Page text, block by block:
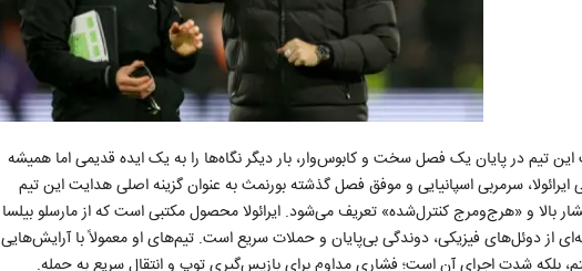
تیم در پایان یک فصل سخت و کابوس‌وار، بار دیگر نگاه‌ها را به یک ایده قدیمی اما همیشه
ایرائولا، سرمربی اسپانیایی و موفق فصل گذشته بورنمث به عنوان گزینه اصلی هدایت این تیم
و «هرج‌ومرج کنترل‌شده» تعریف می‌شود. ایرائولا محصول مکتبی است که از مارسلو بیلسا
از دوئل‌های فیزیکی، دوندگی بی‌پایان و حملات سریع است. تیم‌های او معمولاً با آرایش‌هایی